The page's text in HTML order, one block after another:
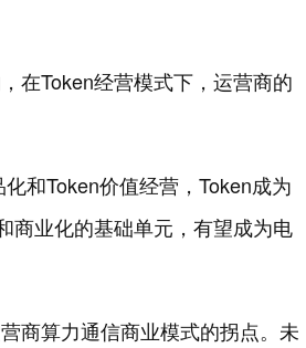
在Token经营模式下，运营商的
和Token价值经营，Token成为
商业化的基础单元，有望成为电
商算力通信商业模式的拐点。未